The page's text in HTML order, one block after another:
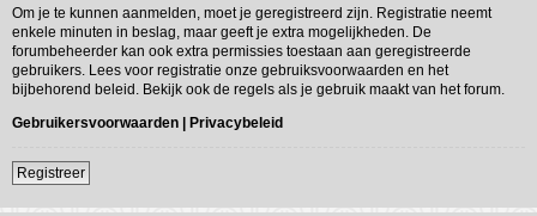
Om je te kunnen aanmelden, moet je geregistreerd zijn. Registratie neemt
enkele minuten in beslag, maar geeft je extra mogelijkheden. De
forumbeheerder kan ook extra permissies toestaan aan geregistreerde
gebruikers. Lees voor registratie onze gebruiksvoorwaarden en het
bijbehorend beleid. Bekijk ook de regels als je gebruik maakt van het forum.
Gebruikersvoorwaarden | Privacybeleid
Registreer